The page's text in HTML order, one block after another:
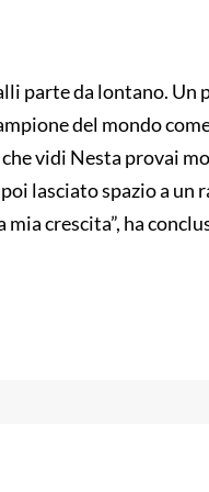
parte da lontano. Un
del mondo
vidi Nesta provai
lasciato spazio a
crescita”, ha